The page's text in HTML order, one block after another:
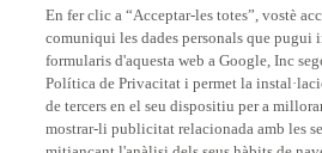
Membre de
Acreditacions
En fer clic a “Acceptar-les totes”, vostè
comuniqui les dades personals que pugui
formularis d'aquesta web a Google, Inc
Política de Privacitat i permet la
de tercers en el seu dispositiu per a
mostrar-li publicitat relacionada amb les